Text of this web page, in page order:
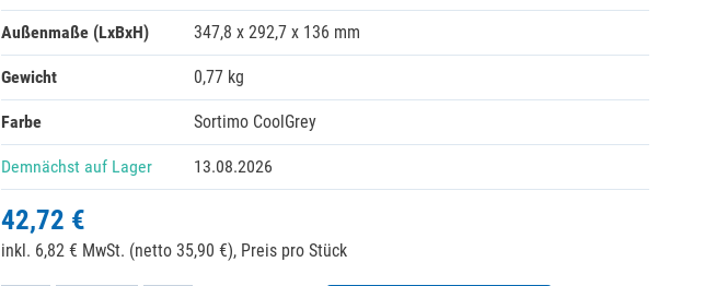
Außenmaße (LxBxH) 347,8 x 292,7 x 136 mm
Gewicht 0,77 kg
Farbe Sortimo CoolGrey
Demnächst auf Lager 13.08.2026
42,72 €
inkl. 6,82 € MwSt. (netto 35,90 €), Preis pro Stück